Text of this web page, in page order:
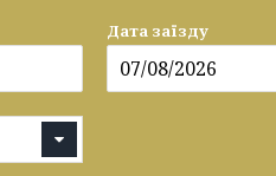
Дата заїзду